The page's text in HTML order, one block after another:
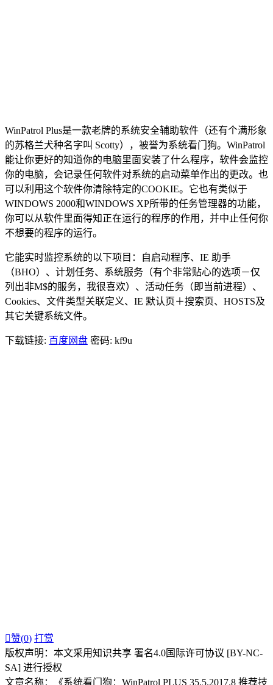
WinPatrol Plus是一款老牌的系统安全辅助软件（还有个满形象
的苏格兰犬种名字叫 Scotty），被誉为系统看门狗。WinPatrol
能让你更好的知道你的电脑里面安装了什么程序，软件会监控
你的电脑，会记录任何软件对系统的启动菜单作出的更改。也
可以利用这个软件你清除特定的COOKIE。它也有类似于
WINDOWS 2000和WINDOWS XP所带的任务管理器的功能，
你可以从软件里面得知正在运行的程序的作用，并中止任何你
不想要的程序的运行。
它能实时监控系统的以下项目：自启动程序、IE 助手
（BHO）、计划任务、系统服务（有个非常贴心的选项－仅
列出非M$的服务，我很喜欢）、活动任务（即当前进程）、
Cookies、文件类型关联定义、IE 默认页＋搜索页、HOSTS及
其它关键系统文件。
下载链接: 百度网盘 密码: kf9u
赞(0) 打赏
版权声明：本文采用知识共享 署名4.0国际许可协议 [BY-NC-
SA] 进行授权
文章名称：《系统看门狗：WinPatrol PLUS 35.5.2017.8 推荐技